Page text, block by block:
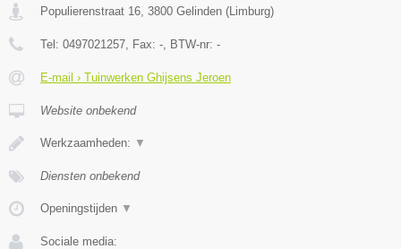
Populierenstraat 16 3800 Gelinden ( Limburg)
Tel: 0497021257 , Fax: - , BTW-nr: -
E-mail › Tuinwerken Ghijsens Jeroen
Website onbekend
Werkzaamheden: ▼
Diensten onbekend
Openingstijden ▼
Sociale media: